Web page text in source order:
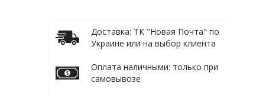
Доставка: ТК "Новая Почта" по
Украине или на выбор клиента
Оплата наличными: только при
самовывозе